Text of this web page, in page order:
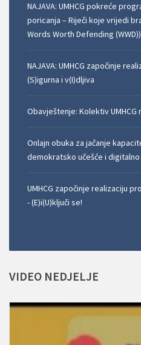
NAJAVA: UMHCG pokreće
poricanja – Riječi koje vrijedi
Words Worth Defending (WWD))
NAJAVA: UMHCG započinje
(S)igurna i v(I)dljiva
Obavještenje: Kolektiv
Onlajn obuka za jačanje
demokratsko učešće i
UMHCG započinje realizaciju
- (E)i(U)ključi se!
VIDEO NEDJELJE